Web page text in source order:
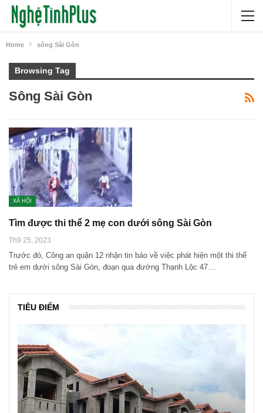
Home sông Sài Gòn
Browsing Tag
Sông Sài Gòn
XÃ HỘI
Tìm được thi thể 2 mẹ con dưới sông Sài Gòn
Th9 25, 2023
Trước đó, Công an quận 12 nhận tin báo về việc phát hiện một thi thể
trẻ em dưới sông Sài Gòn, đoạn qua đường Thạnh Lộc 47…
TIÊU ĐIỂM